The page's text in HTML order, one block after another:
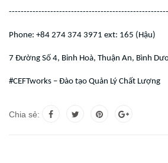
Phone: +84 274 374 3971 ext: 165 (Hậu)
7 Đường Số 4, Binh Hoà, Thuận An, Bình
#CEFTworks – Đào tạo Quản Lý Chất Lượng
Chia sẻ: